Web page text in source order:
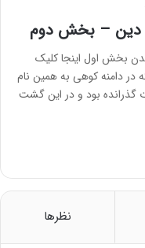
دین – بخش دوم
بخش اول اینجا کلیک
در دامنه کوهی به همین نام
گذرانده بود و در این گشت
نظرها